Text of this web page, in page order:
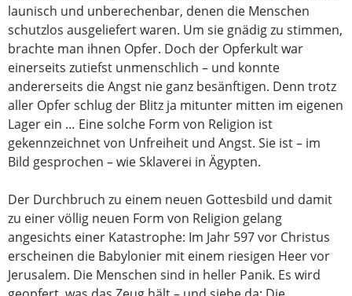
launisch und unberechenbar, denen die Menschen
schutzlos ausgeliefert waren. Um sie gnädig zu stimmen,
brachte man ihnen Opfer. Doch der Opferkult war
einerseits zutiefst unmenschlich – und konnte
andererseits die Angst nie ganz besänftigen. Denn trotz
aller Opfer schlug der Blitz ja mitunter mitten im eigenen
Lager ein … Eine solche Form von Religion ist
gekennzeichnet von Unfreiheit und Angst. Sie ist – im
Bild gesprochen – wie Sklaverei in Ägypten.
Der Durchbruch zu einem neuen Gottesbild und damit
zu einer völlig neuen Form von Religion gelang
angesichts einer Katastrophe: Im Jahr 597 vor Christus
erscheinen die Babylonier mit einem riesigen Heer vor
Jerusalem. Die Menschen sind in heller Panik. Es wird